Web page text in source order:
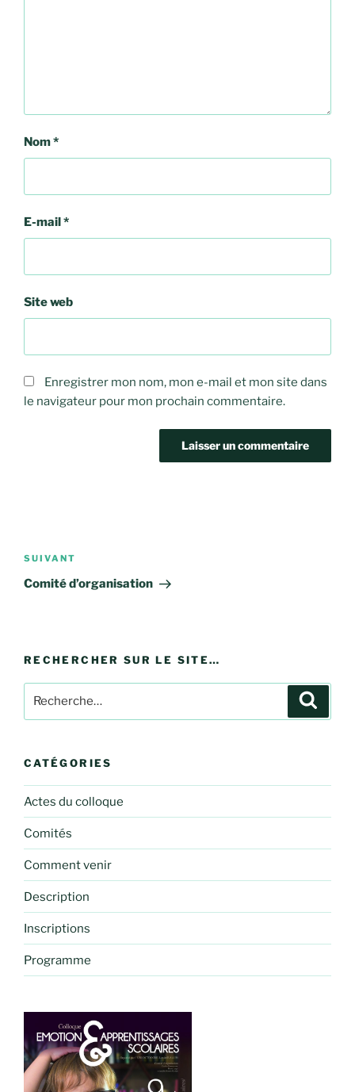
Nom*
E-mail*
Site web
Enregistrer mon nom, mon e-mail et mon site dans
le navigateur pour mon prochain commentaire.
de
l’article
Article
suivant
SUIVANT
Comité d’organisation
RECHERCHER SUR LE SITE…
pour
CATÉGORIES
Actes du colloque
Comités
Comment venir
Description
Inscriptions
Programme